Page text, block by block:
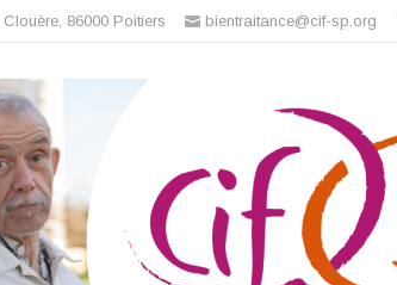
86000 Poitiers bientraitance@cif-sp.org